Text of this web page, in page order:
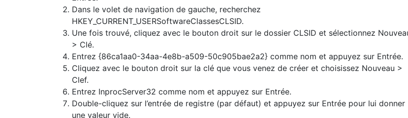
vous faites un clic droit sur un fichier.
Si vous souhaitez restaurer un nouveau menu contextuel, suivez les étapes ci-dessus, mais
recherchez la clé {86ca1aa0-34aa-4e8b-a509-50c905bae2a2} que vous avez créée et
supprimez-la. Assurez-vous de sélectionner la bonne clé, sinon vous risquez de causer des
problèmes avec votre installation Windows. Lorsque c’est fait, redémarrez votre ordinateur
pour trouver les nouveaux menus contextuels.
Posted on novembre 29, 2021juillet 6, 2023 News admin